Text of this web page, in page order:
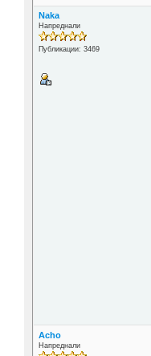
Naka
Напреднали
Публикации: 3469
Acho
Напреднали